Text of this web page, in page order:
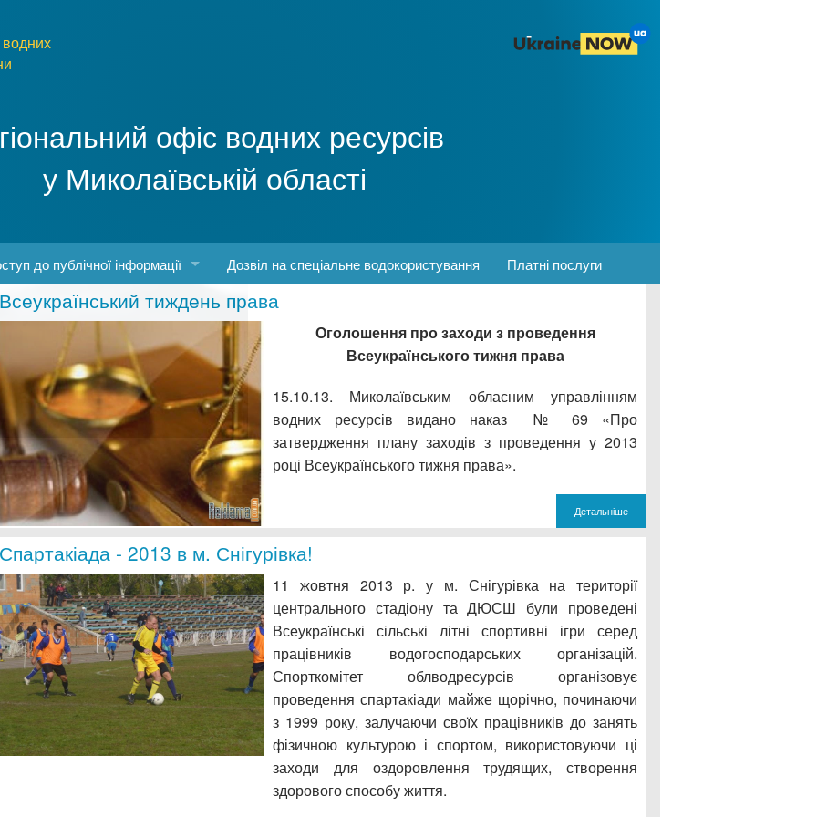
офіс водних ресурсів
у Миколаївській області
до публічної інформації
про доступ до публічної інформації
роботу з інформаційними запитами
та порядок запиту
Дозвіл на спеціальне водокористування Платні послуги
Всеукраїнський тиждень права
Оголошення про заходи з проведення
Всеукраїнського тижня права
15.10.13. Миколаївським обласним управлінням
водних ресурсів видано наказ № 69 «Про
затвердження плану заходів з проведення у 2013
році Всеукраїнського тижня права».
Детальніше
Спартакіада - 2013 в м. Снігурівка!
11 жовтня 2013 р. у м. Снігурівка на території
центрального стадіону та ДЮСШ були проведені
Всеукраїнські сільські літні спортивні ігри серед
працівників водогосподарських організацій.
Спорткомітет облводресурсів організовує
проведення спартакіади майже щорічно, починаючи
з 1999 року, залучаючи своїх працівників до занять
фізичною культурою і спортом, використовуючи ці
заходи для оздоровлення трудящих, створення
здорового способу життя.